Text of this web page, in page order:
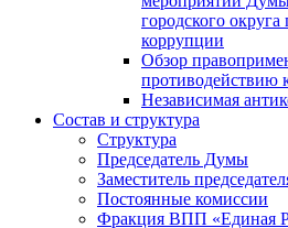
городского
коррупции
Обзор
противодействию
Независимая
Состав и структура
Структура
Председатель Думы
Заместитель
Постоянные комиссии
Фракция ВПП «Единая